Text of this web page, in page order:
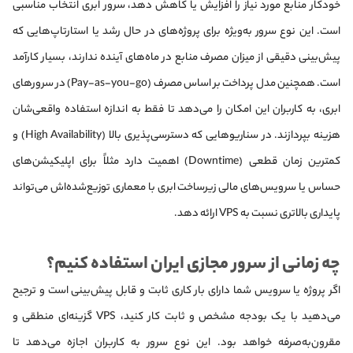
خودکار منابع مورد نیاز را افزایش یا کاهش دهد، سرور ابری انتخاب مناسبی
است. این نوع سرور به‌ویژه برای پروژه‌های در حال رشد یا استارتاپ‌هایی که
پیش‌بینی دقیقی از میزان مصرف منابع در ماه‌های آینده ندارند، بسیار کارآمد
است. همچنین مدل پرداخت بر اساس مصرف (Pay-as-you-go) در سرورهای
ابری، به کاربران این امکان را می‌دهد تا فقط به اندازه استفاده واقعی‌شان
هزینه بپردازند. در سناریوهایی که دسترسی‌پذیری بالا (High Availability) و
کمترین زمان قطعی (Downtime) اهمیت دارد مثلاً برای اپلیکیشن‌های
حساس یا سرویس‌های مالی زیرساخت ابری با معماری توزیع‌شده‌اش می‌تواند
پایداری بالاتری نسبت به VPS ارائه دهد.
چه زمانی از سرور مجازی ایران استفاده کنیم؟
اگر پروژه یا سرویس شما دارای بار کاری ثابت و قابل پیش‌بینی است و ترجیح
می‌دهید با یک بودجه مشخص و ثابت کار کنید، VPS گزینه‌ای منطقی و
مقرون‌به‌صرفه خواهد بود. این نوع سرور به کاربران اجازه می‌دهد تا